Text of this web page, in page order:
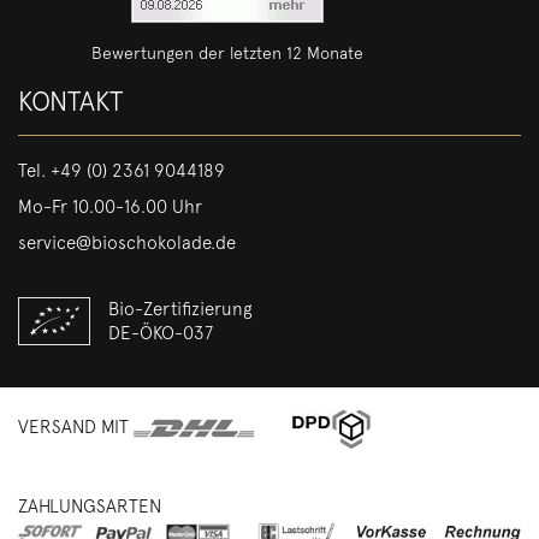
Bewertungen der letzten 12 Monate
KONTAKT
Tel. +49 (0) 2361 9044189
Mo-Fr 10.00-16.00 Uhr
service@bioschokolade.de
Bio-Zertifizierung
DE-ÖKO-037
VERSAND MIT
ZAHLUNGSARTEN